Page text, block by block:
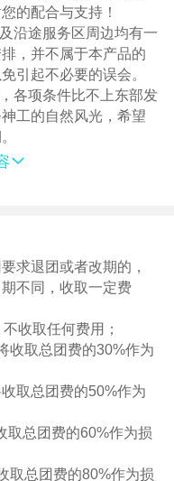
的配合与支持！
沿途服务区周边均有一
，并不属于本产品的
引起不必要的误会。
各项条件比不上东部发
工的自然风光，希望
件有限，硬件条件和服
温差大，酒店基本无空
到干湿分离的酒店也
其是玛曲、阿坝沿
且无高标酒店，故我
的酒店入住，敬请谅
动，尽量不要跑跳，以
天不建议洗澡、洗
凉感冒，不仅不容易
行程中如遇身体不
再加上资源有限，所以
求退团或者改期的，
不同，收取一定费
收取任何费用；
收取总团费的30%作为
取总团费的50%作为
取总团费的60%作为损
取总团费的80%作为损